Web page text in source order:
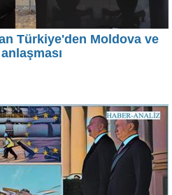
Türkiye'den Moldova ve